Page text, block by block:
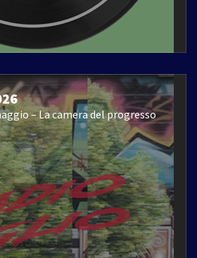
– La camera del progresso